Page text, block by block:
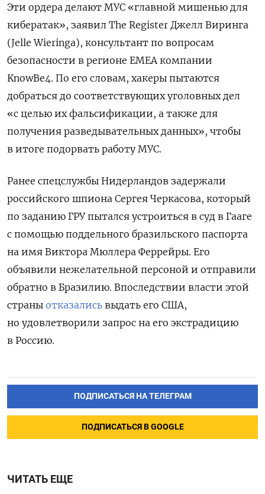
Эти ордера делают МУС «главной мишенью для
кибератак», заявил The Register Джелл Виринга
(Jelle Wieringa), консультант по вопросам
безопасности в регионе EMEA компании
KnowBe4. По его словам, хакеры пытаются
добраться до соответствующих уголовных дел
«с целью их фальсификации, а также для
получения разведывательных данных», чтобы
в итоге подорвать работу МУС.
Ранее спецслужбы Нидерландов задержали
российского шпиона Сергея Черкасова, который
по заданию ГРУ пытался устроиться в суд в Гааге
с помощью поддельного бразильского паспорта
на имя Виктора Мюллера Феррейры. Его
объявили нежелательной персоной и отправили
обратно в Бразилию. Впоследствии власти этой
страны отказались выдать его США,
но удовлетворили запрос на его экстрадицию
в Россию.
ПОДПИСАТЬСЯ НА ТЕЛЕГРАМ
ПОДПИСАТЬСЯ В GOOGLE
ЧИТАТЬ ЕЩЕ